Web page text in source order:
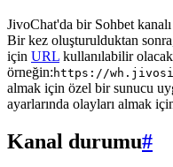
JivoChat'da bir Sohbet
Bir kez oluşturulduktan
için URL kullanılabilir
örneğin: https://
almak için özel bir sunucu
ayarlarında olayları almak
Kanal durumu#